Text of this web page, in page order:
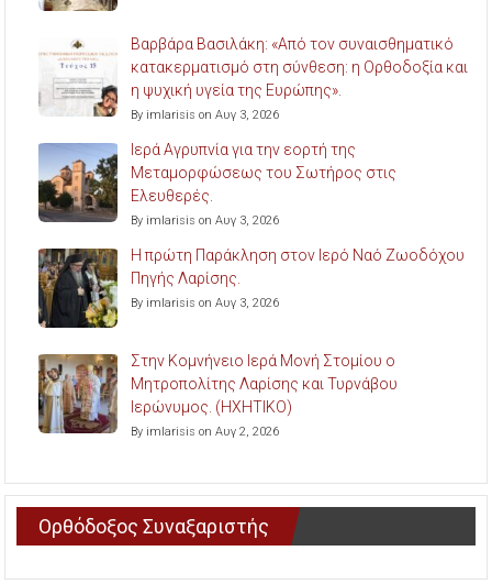
Βαρβάρα Βασιλάκη: «Από τον συναισθηματικό
κατακερματισμό στη σύνθεση: η Ορθοδοξία και
η ψυχική υγεία της Ευρώπης».
By imlarisis on Αυγ 3, 2026
Ιερά Αγρυπνία για την εορτή της
Μεταμορφώσεως του Σωτήρος στις
Ελευθερές.
By imlarisis on Αυγ 3, 2026
Η πρώτη Παράκληση στον Ιερό Ναό Ζωοδόχου
Πηγής Λαρίσης.
By imlarisis on Αυγ 3, 2026
Στην Κομνήνειο Ιερά Μονή Στομίου ο
Μητροπολίτης Λαρίσης και Τυρνάβου
Ιερώνυμος. (ΗΧΗΤΙΚΟ)
By imlarisis on Αυγ 2, 2026
Ορθόδοξος Συναξαριστής